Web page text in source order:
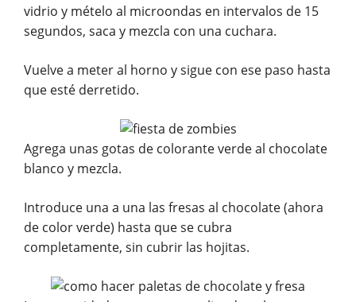
vidrio y mételo al microondas en intervalos de 15
segundos, saca y mezcla con una cuchara.
Vuelve a meter al horno y sigue con ese paso hasta
que esté derretido.
Agrega unas gotas de colorante verde al chocolate
blanco y mezcla.
Introduce una a una las fresas al chocolate (ahora
de color verde) hasta que se cubra
completamente, sin cubrir las hojitas.